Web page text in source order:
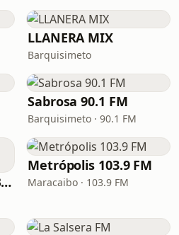
LLANERA MIX
Barquisimeto
Sabrosa 90.1 FM
Barquisimeto · 90.1 FM
Rumbera Network Barquisimeto
Metrópolis 103.9 FM
Maracaibo · 103.9 FM